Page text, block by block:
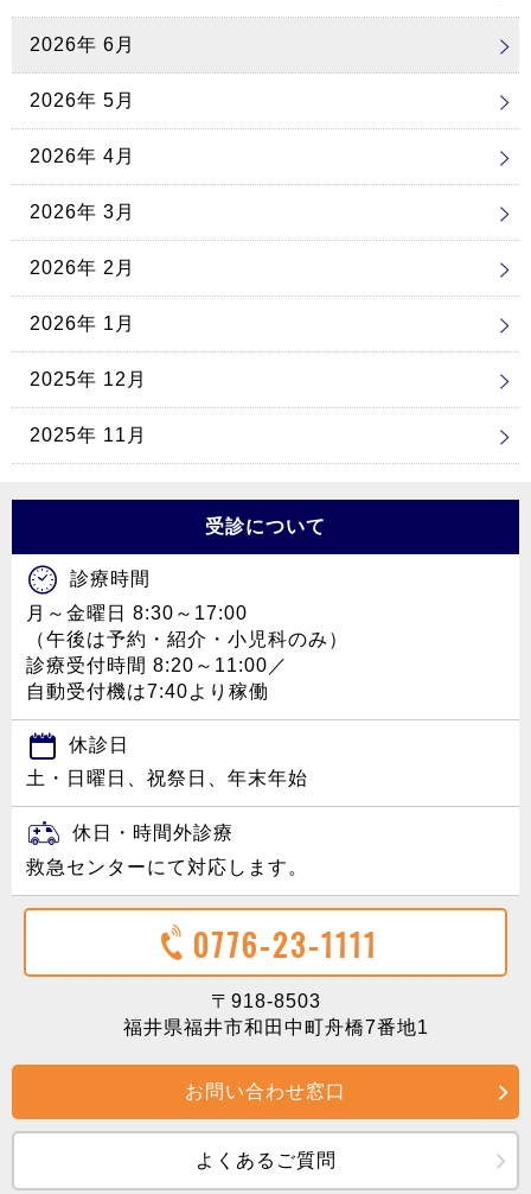
2026年 6月
2026年 5月
2026年 4月
2026年 3月
2026年 2月
2026年 1月
2025年 12月
2025年 11月
受診について
診療時間
月～金曜日 8:30～17:00
（午後は予約・紹介・小児科のみ）
診療受付時間 8:20～11:00／
自動受付機は7:40より稼働
休診日
土・日曜日、祝祭日、年末年始
休日・時間外診療
救急センターにて対応します。
0776-23-1111
〒918-8503
福井県福井市和田中町舟橋7番地1
お問い合わせ窓口
よくあるご質問